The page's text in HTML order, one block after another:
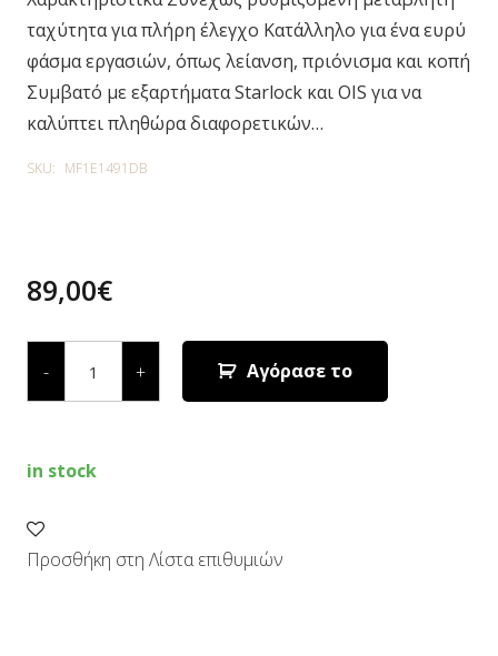
ταχύτητα για πλήρη έλεγχο Κατάλληλο για ένα ευρύ
φάσμα εργασιών, όπως λείανση, πριόνισμα και κοπή
Συμβατό με εξαρτήματα Starlock και OIS για να
καλύπτει πληθώρα διαφορετικών…
SKU: MF1E1491DB
89,00€
-
ΠΟΛΥΕΡΓΑΛΕΙΟ
MULTI-
CUTTER
1491
+ Αγόρασε το
in stock
Προσθήκη στη Λίστα επιθυμιών